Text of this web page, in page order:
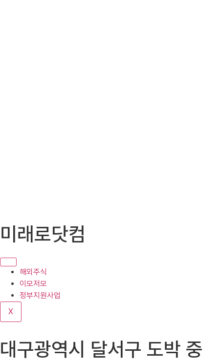
텐
로
기
미래로닷컴
해외주식
이모저모
정부지원사업
X
대구광역시 달서구 도박 중